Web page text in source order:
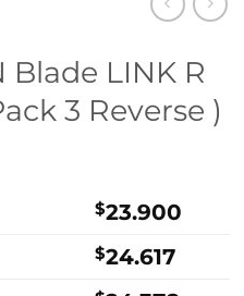
Blade LINK R
3 Reverse )
$23.900
$24.617